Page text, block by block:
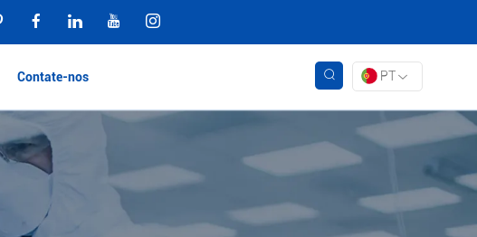
Contate-nos PT